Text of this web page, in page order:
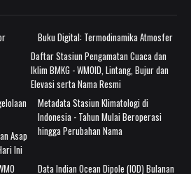
Buku Digital: Termodinamika Atmosfer
Daftar Stasiun Pengamatan Cuaca dan
Iklim BMKG - WMOID, Lintang, Bujur dan
Elevasi serta Nama Resmi
Metadata Stasiun Klimatologi di
Indonesia - Tahun Mulai Beroperasi
hingga Perubahan Nama
Asap
Ini
Data Indian Ocean Dipole (IOD) Bulanan